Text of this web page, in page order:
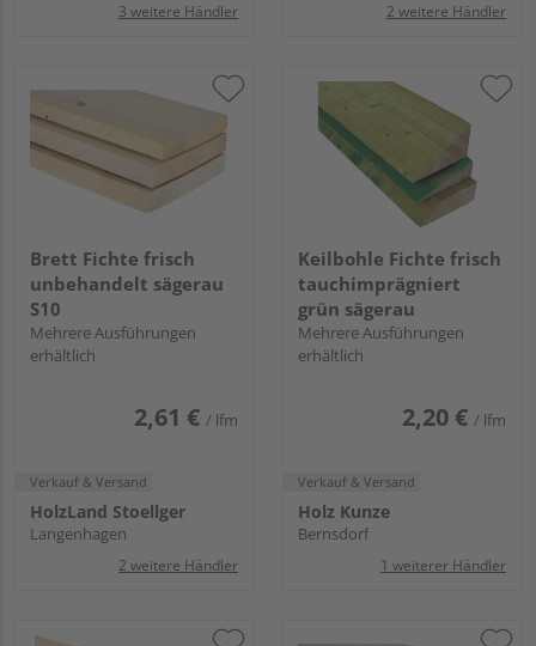
3 weitere Händler 2 weitere Händler
Brett Fichte frisch
unbehandelt sägerau
S10
Mehrere Ausführungen
erhältlich
2,61 € / lfm
Verkauf & Versand
HolzLand Stoellger
Langenhagen
2 weitere Händler
Keilbohle Fichte frisch
tauchimprägniert
grün sägerau
Mehrere Ausführungen
erhältlich
2,20 € / lfm
Verkauf & Versand
Holz Kunze
Bernsdorf
1 weiterer Händler